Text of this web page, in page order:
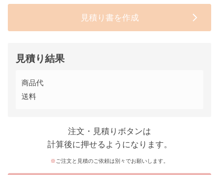
見積り書を作成
見積り結果
商品代
送料
注文・見積りボタンは
計算後に押せるようになります。
ご注文と見積のご依頼は別々でお願いします。